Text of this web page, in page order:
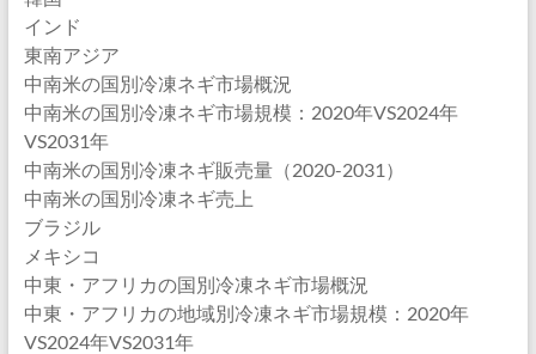
インド
東南アジア
中南米の国別冷凍ネギ市場概況
中南米の国別冷凍ネギ市場規模：2020年VS2024年
VS2031年
中南米の国別冷凍ネギ販売量（2020-2031）
中南米の国別冷凍ネギ売上
ブラジル
メキシコ
中東・アフリカの国別冷凍ネギ市場概況
中東・アフリカの地域別冷凍ネギ市場規模：2020年
VS2024年VS2031年